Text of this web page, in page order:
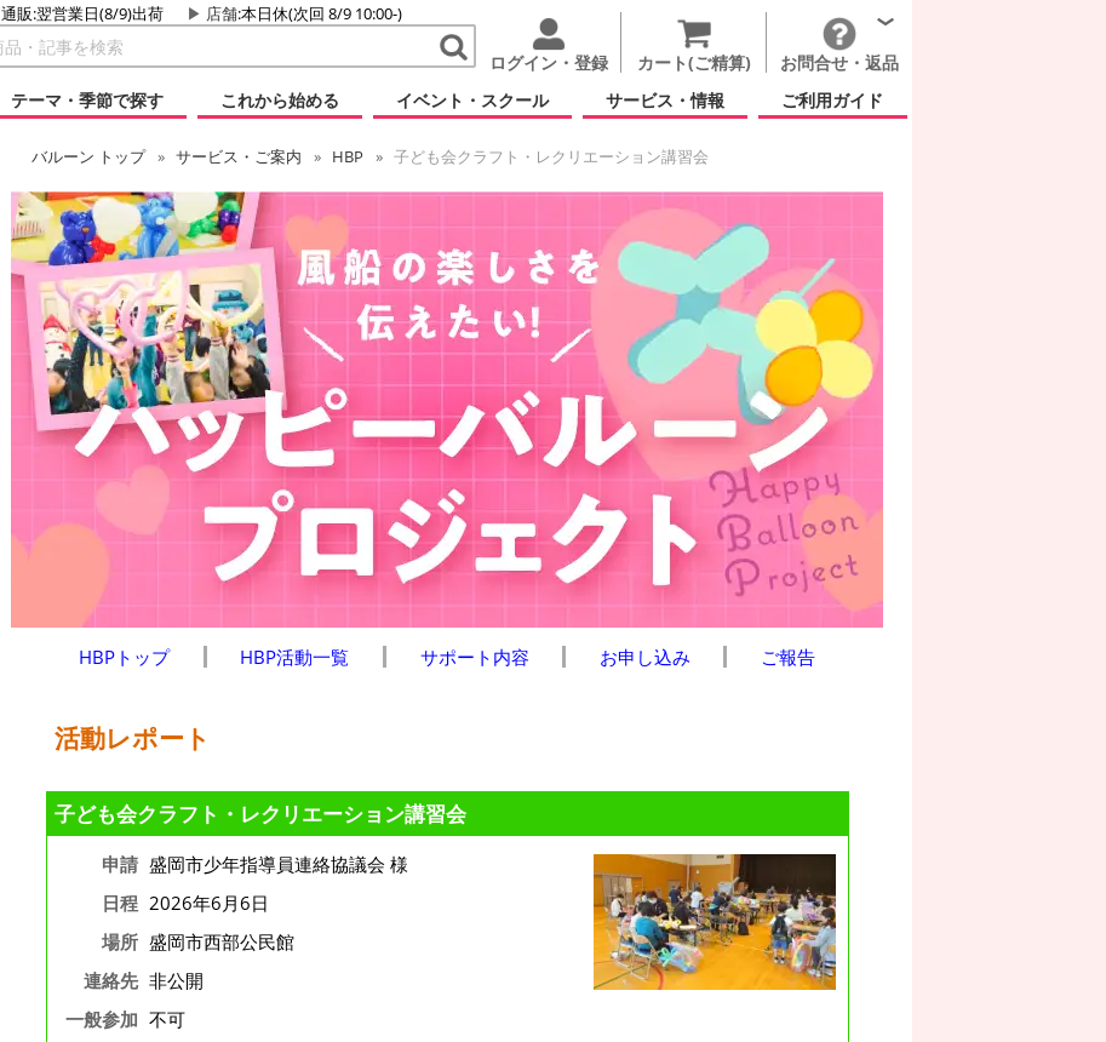
通販:翌営業日(8/9)出荷 店舗:本日休(次回 8/9 10:00-)
ログイン・登録 カート(ご精算)
お問合せ・返品
テーマ・季節で探す
これから始める イベント・スクール サービス・情報 ご利用ガイド
バルーン トップ サービス・ご案内 HBP 子ども会クラフト・レクリエーション講習会
HBPトップ HBP活動一覧 サポート内容 お申し込み ご報告
活動レポート
子ども会クラフト・レクリエーション講習会
申請 盛岡市少年指導員連絡協議会 様
日程 2026年6月6日
場所 盛岡市西部公民館
連絡先 非公開
一般参加 不可